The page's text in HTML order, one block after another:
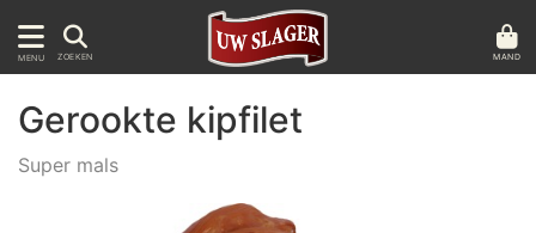
MENU ZOEKEN MAND
Gerookte kipfilet
Super mals